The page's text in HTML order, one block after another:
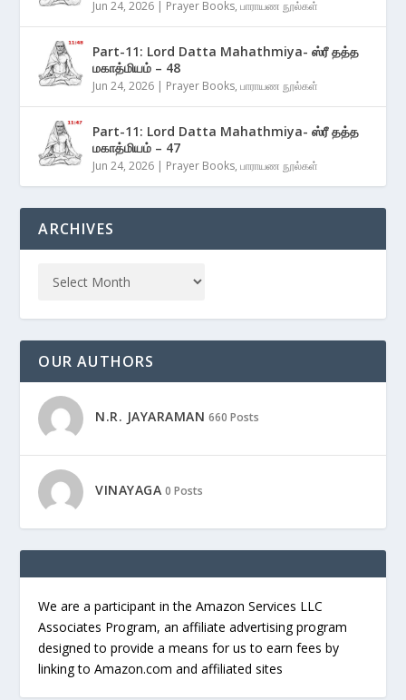
Jun 24, 2026 | Prayer Books,பாராயண நூல்கள்
Part-11: Lord Datta Mahathmiya- ஸ்ரீ தத்த
மகாத்மியம் – 48
Jun 24, 2026 | Prayer Books,பாராயண நூல்கள்
Part-11: Lord Datta Mahathmiya- ஸ்ரீ தத்த
மகாத்மியம் – 47
Jun 24, 2026 | Prayer Books,பாராயண நூல்கள்
ARCHIVES
OUR AUTHORS
N.R. JAYARAMAN 660 Posts
VINAYAGA 0 Posts
We are a participant in the Amazon Services LLC
Associates Program, an affiliate advertising program
designed to provide a means for us to earn fees by
linking to Amazon.com and affiliated sites